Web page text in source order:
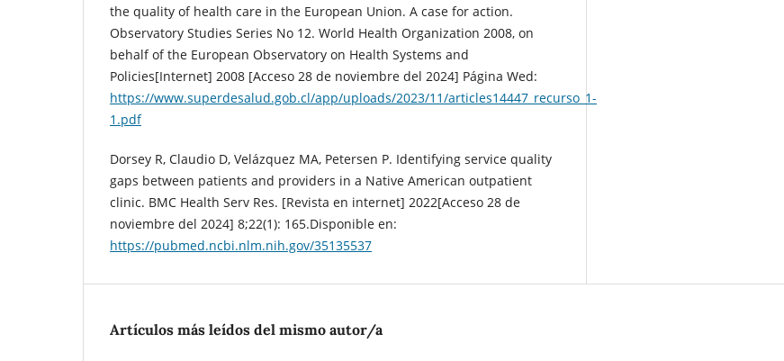
the quality of health care in the European Union. A case for action.
Observatory Studies Series No 12. World Health Organization 2008, on
behalf of the European Observatory on Health Systems and
Policies[Internet] 2008 [Acceso 28 de noviembre del 2024] Página Wed:
https://www.superdesalud.gob.cl/app/uploads/2023/11/articles14447_recurso_1-
1.pdf
Dorsey R, Claudio D, Velázquez MA, Petersen P. Identifying service quality
gaps between patients and providers in a Native American outpatient
clinic. BMC Health Serv Res. [Revista en internet] 2022[Acceso 28 de
noviembre del 2024] 8;22(1): 165.Disponible en:
https://pubmed.ncbi.nlm.nih.gov/35135537
Artículos más leídos del mismo autor/a